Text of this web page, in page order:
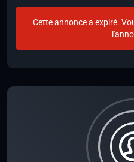
Cette annonce a expiré.